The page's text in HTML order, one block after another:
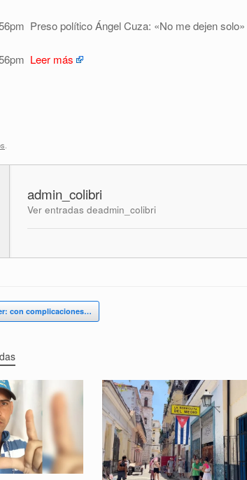
Preso político Ángel Cuza: «No me dejen solo»
Leer más
admin_colibri
Ver entradas deadmin_colibri
con complicaciones…